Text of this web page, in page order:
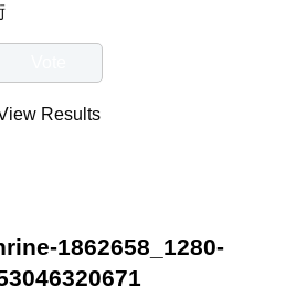
Results
1862658_1280-